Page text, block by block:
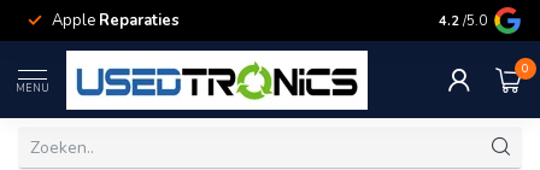
Apple Reparaties Samsung
4.2 /5.0
MENU
0